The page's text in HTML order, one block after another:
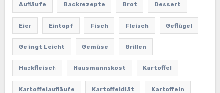
Aufläufe Backrezepte Brot Dessert
Eier Eintopf Fisch Fleisch Geflügel
Gelingt Leicht Gemüse Grillen
Hackfleisch Hausmannskost Kartoffel
Kartoffelaufläufe Kartoffeldiät Kartoffeln